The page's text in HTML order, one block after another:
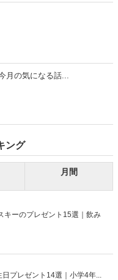
月の気になる話...
ング
月間
キーのプレゼント15選｜飲み
日プレゼント14選｜小学4年...